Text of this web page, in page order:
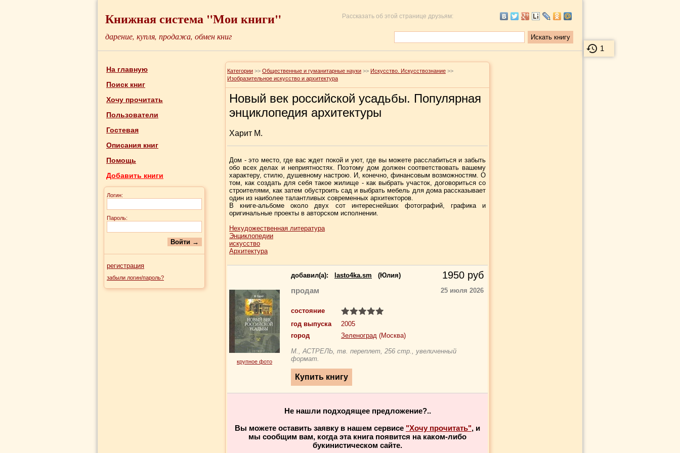
1
Книжная система "Мои книги" Рассказать об этой странице друзьям:
дарение, купля, продажа, обмен книг
На главную
Поиск книг
Хочу прочитать
Пользователи
Гостевая
Описания книг
Помощь
Добавить книги
Логин:
Пароль:
регистрация
забыли логин/пароль?
Категории >> Общественные и гуманитарные науки >> Искусство. Искусствознание >>
Изобразительное искусство и архитектура
Новый век российской усадьбы. Популярная
энциклопедия архитектуры
Харит М.
Дом - это место, где вас ждет покой и уют, где вы можете расслабиться и забыть
обо всех делах и неприятностях. Поэтому дом должен соответствовать вашему
характеру, стилю, душевному настрою. И, конечно, финансовым возможностям. О
том, как создать для себя такое жилище - как выбрать участок, договориться со
строителями, как затем обустроить сад и выбрать мебель для дома рассказывает
один из наиболее талантливых современных архитекторов.
В книге-альбоме около двух сот интереснейших фотографий, графика и
оригинальные проекты в авторском исполнении.
Нехудожественная литература
Энциклопедии
искусство
Архитектура
крупное фото
добавил(a): lasto4ka.sm (Юлия) 1950 руб
продам 25 июля 2026
состояние
год выпуска
2005
город
Зеленоград (Москва)
М., АСТРЕЛЬ, тв. переплет, 256 стр., увеличенный
формат.
Не нашли подходящее предложение?..
Вы можете оставить заявку в нашем сервисе "Хочу прочитать", и
мы сообщим вам, когда эта книга появится на каком-либо
букинистическом сайте.